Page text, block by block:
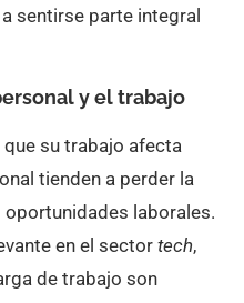
sentirse parte integral
y el trabajo
su trabajo afecta
tienden a perder la
laborales.
en el sector tech,
de trabajo son